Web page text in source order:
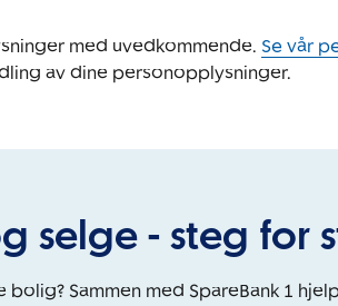
med uvedkommende. Se vår
av dine personopplysninger.
selge - steg for
Sammen med SpareBank 1